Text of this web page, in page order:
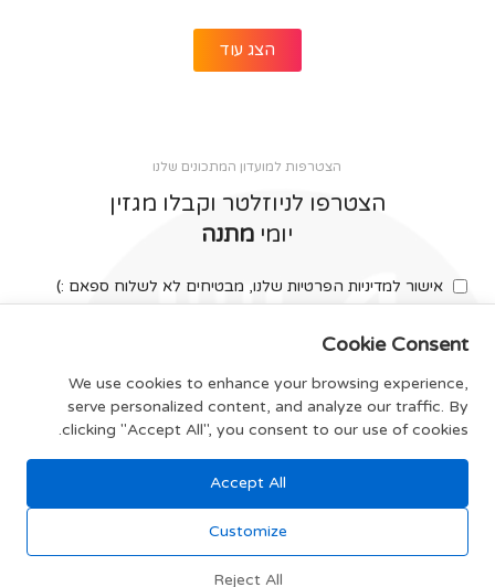
הצג עוד
הצטרפות למועדון המתכונים שלנו
הצטרפו לניוזלטר וקבלו מגזין
יומי מתנה
אישור למדיניות הפרטיות שלנו, מבטיחים לא לשלוח ספאם :)
צרפו אותי
תקנון האתר
Cookie Consent
We use cookies to enhance your browsing experience,
serve personalized content, and analyze our traffic. By
clicking "Accept All", you consent to our use of cookies.
Accept All
Customize
Reject All